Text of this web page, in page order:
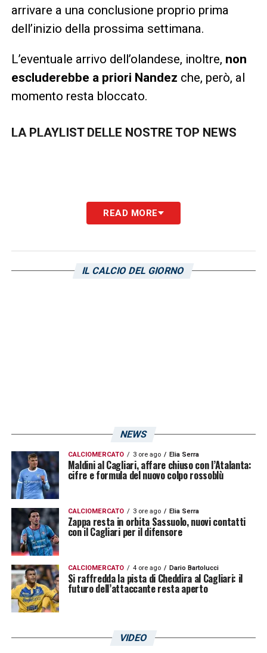
arrivare a una conclusione proprio prima
dell’inizio della prossima settimana.
L’eventuale arrivo dell’olandese, inoltre, non
escluderebbe a priori Nandez che, però, al
momento resta bloccato.
LA PLAYLIST DELLE NOSTRE TOP NEWS
READ MORE
IL CALCIO DEL GIORNO
NEWS
CALCIOMERCATO 3 ore ago Elia Serra
Maldini al Cagliari, affare chiuso con l’Atalanta:
cifre e formula del nuovo colpo rossoblù
CALCIOMERCATO 3 ore ago Elia Serra
Zappa resta in orbita Sassuolo, nuovi contatti
con il Cagliari per il difensore
CALCIOMERCATO 4 ore ago Dario Bartolucci
Si raffredda la pista di Cheddira al Cagliari: il
futuro dell’attaccante resta aperto
VIDEO